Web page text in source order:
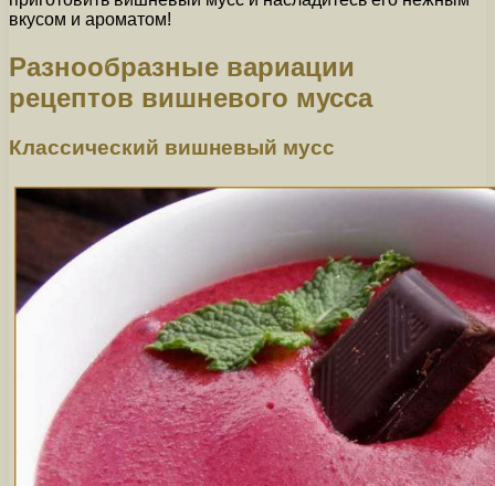
вкусом и ароматом!
Разнообразные вариации
рецептов вишневого мусса
Классический вишневый мусс